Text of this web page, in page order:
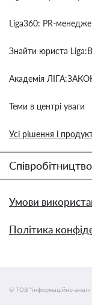
Liga360: PR-
Знайти юриста
Академія
Теми в центрі уваги
Усі рішення і
Співробітництво
Умови
Політика
© ТОВ "інформаційно-